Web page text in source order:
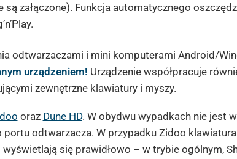
załączone). Funkcja automatycznego
odtwarzaczami i mini komputerami Android/
urządzeniem! Urządzenie współpracuje
zewnętrzne klawiatury i myszy.
oraz Dune HD. W obydwu wypadkach nie jest
odtwarzacza. W przypadku Zidoo
się prawidłowo – w trybie ogólnym,